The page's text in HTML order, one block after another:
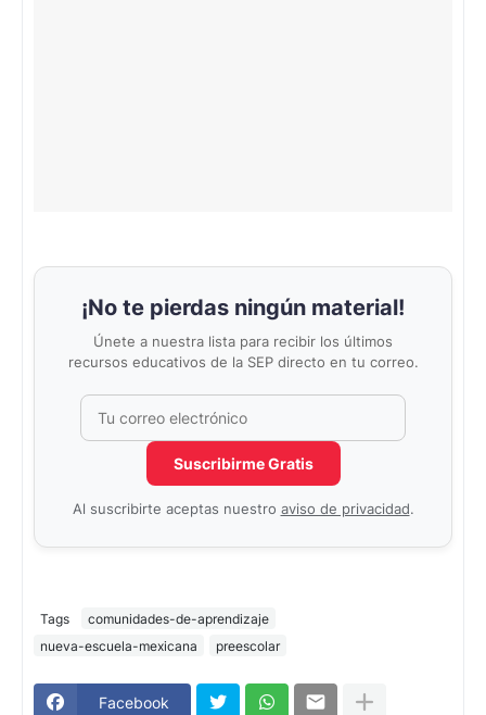
¡No te pierdas ningún material!
Únete a nuestra lista para recibir los últimos
recursos educativos de la SEP directo en tu correo.
No completar este campo
Suscribirme Gratis
Al suscribirte aceptas nuestro aviso de privacidad.
Tags
comunidades-de-aprendizaje
nueva-escuela-mexicana
preescolar
Facebook